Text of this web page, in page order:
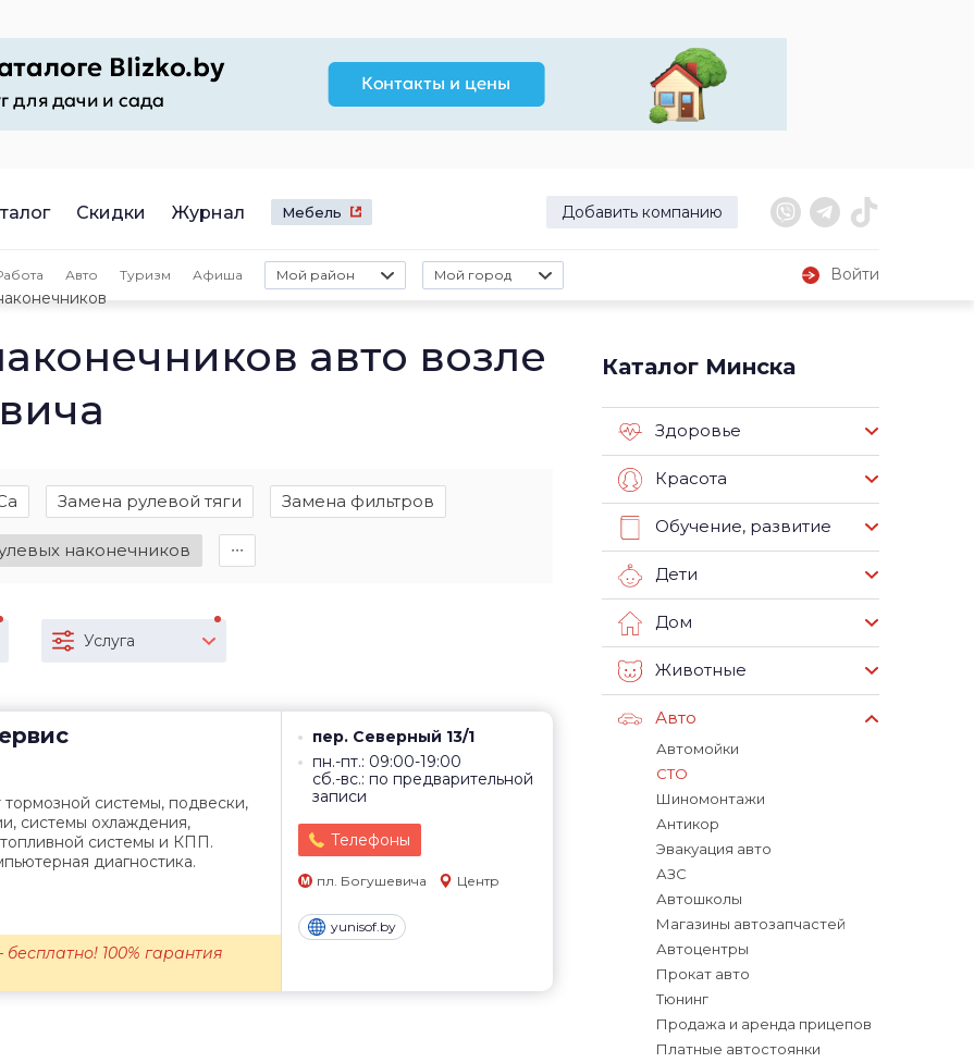
Скидки Журнал Мебель Добавить компанию
Авто Туризм Афиша Мой район Мой город
Войти
авто возле
Замена рулевой тяги Замена фильтров
наконечников ∙∙∙
Услуга
пер. Северный 13/1
пн.-пт.: 09:00-19:00
сб.-вс.: по предварительной
записи
Телефоны
пл. Богушевича Центр
yunisof.by
системы, подвески,
системы охлаждения,
системы и КПП.
диагностика.
100% гарантия
Каталог Минска
Здоровье
Красота
Обучение, развитие
Дети
Дом
Животные
Авто
Автомойки
СТО
Шиномонтажи
Антикор
Эвакуация авто
АЗС
Автошколы
Магазины автозапчастей
Автоцентры
Прокат авто
Тюнинг
Продажа и аренда прицепов
Платные автостоянки